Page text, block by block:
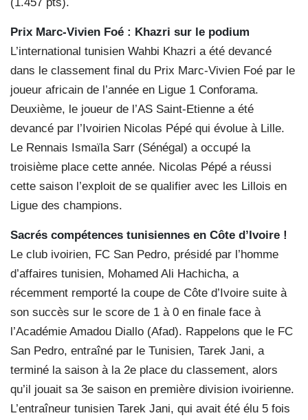
Prix Marc-Vivien Foé : Khazri sur le podium
L’international tunisien Wahbi Khazri a été devancé
dans le classement final du Prix Marc-Vivien Foé par le
joueur africain de l’année en Ligue 1 Conforama.
Deuxième, le joueur de l’AS Saint-Etienne a été
devancé par l’Ivoirien Nicolas Pépé qui évolue à Lille.
Le Rennais Ismaïla Sarr (Sénégal) a occupé la
troisième place cette année. Nicolas Pépé a réussi
cette saison l’exploit de se qualifier avec les Lillois en
Ligue des champions.
Sacrés compétences tunisiennes en Côte d’Ivoire !
Le club ivoirien, FC San Pedro, présidé par l’homme
d’affaires tunisien, Mohamed Ali Hachicha, a
récemment remporté la coupe de Côte d’Ivoire suite à
son succès sur le score de 1 à 0 en finale face à
l’Académie Amadou Diallo (Afad). Rappelons que le FC
San Pedro, entraîné par le Tunisien, Tarek Jani, a
terminé la saison à la 2e place du classement, alors
qu’il jouait sa 3e saison en première division ivoirienne.
L’entraîneur tunisien Tarek Jani, qui avait été élu 5 fois